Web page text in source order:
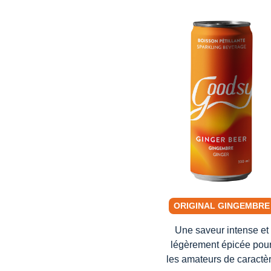
ORIGINAL GINGEMBRE
Une saveur intense et
légèrement épicée
les amateurs de